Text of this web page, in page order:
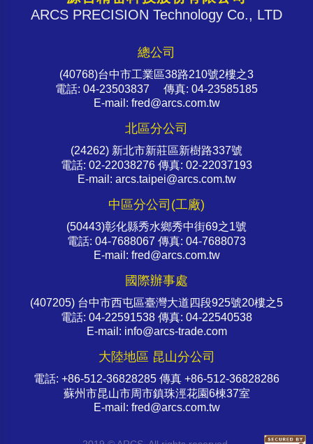
ARCS PRECISION Technology Co., LTD
總公司
(40768)台中市工業區38路210號2樓之3
電話: 04-23503837 傳真: 04-23585185
E-mail: fred@arcs.com.tw
北區分公司
(24262) 新北市新莊區新樹路337號
電話: 02-22038276 傳真: 02-22037193
E-mail: arcs.taipei@arcs.com.tw
中區分公司(工廠)
(50443)彰化縣秀水鄉秀中街69之1號
電話: 04-7688067 傳真: 04-7688073
E-mail: fred@arcs.com.tw
國際辦事處
(407205) 台中市西屯區臺灣大道四段925號20樓之5
電話: 04-22591538 傳真: 04-22540538
E-mail: info@arcs-trade.com
大陸地區 昆山分公司
電話: +86-512-36828285 傳真 +86-512-36828286
蘇州市昆山市周市鎮珠涇花園6棟37室
E-mail: fred@arcs.com.tw